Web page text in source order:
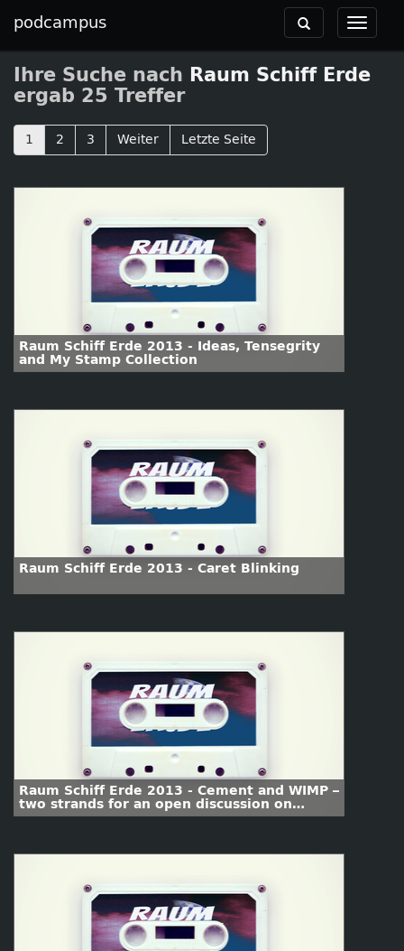
podcampus
Toggle
Toggle
navigation
Ihre Suche nach Raum Schiff Erde
ergab 25 Treffer
1 2 3 Weiter Letzte Seite
Raum Schiff Erde 2013 - Ideas, Tensegrity
and My Stamp Collection
Raum Schiff Erde 2013 - Caret Blinking
Raum Schiff Erde 2013 - Cement and WIMP –
two strands for an open discussion on
emotionalized urbanism